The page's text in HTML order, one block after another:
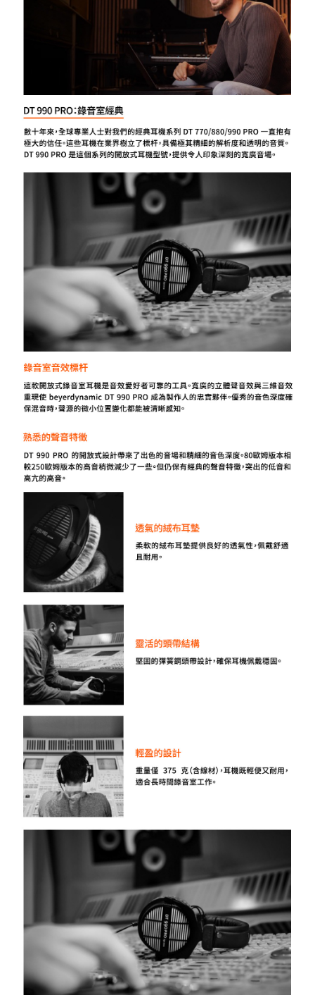
３．未成年的使用者請事先徵得法定代理人或監護人之同意方可使用
「AFTEE先享後付」，若未經同意申辦者引起之損失，本公司不負相關責
４．使用「AFTEE先享後付」時，將依據個別帳號之用戶狀況，依本公司即
時審查核予不同之上限額度；若仍有額度不足之情形，本公司將視審查結果
５．嚴禁一人註冊多個帳號或使用他人資訊註冊。若發現惡意使用之情形，
恩沛科技股份有限公司將有權停止該用戶之使用額度並採取法律行動。